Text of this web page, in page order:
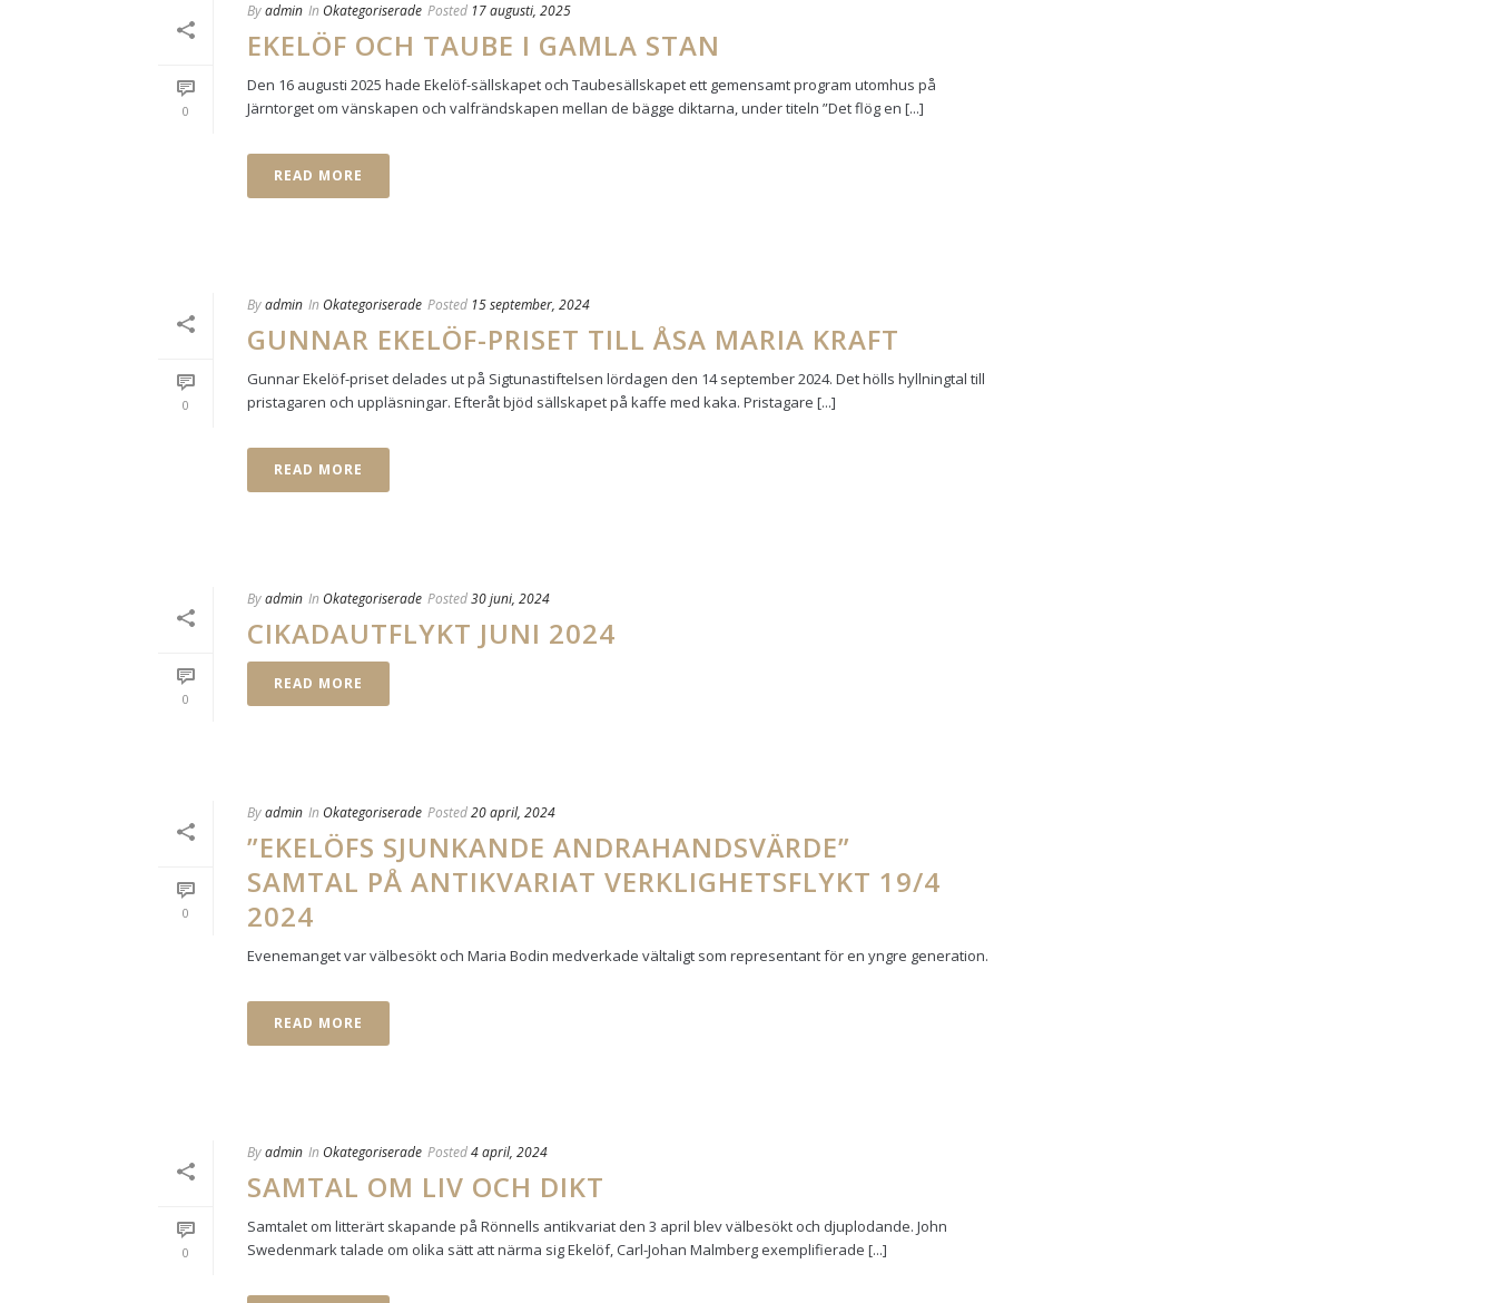
0
Byadmin In Okategoriserade Posted 17 augusti, 2025
EKELÖF OCH TAUBE I GAMLA STAN
Den 16 augusti 2025 hade Ekelöf-sällskapet och Taubesällskapet ett gemensamt program utomhus på
Järntorget om vänskapen och valfrändskapen mellan de bägge diktarna, under titeln ”Det flög en [...]
READ MORE
0
Byadmin In Okategoriserade Posted 15 september, 2024
GUNNAR EKELÖF-PRISET TILL ÅSA MARIA KRAFT
Gunnar Ekelöf-priset delades ut på Sigtunastiftelsen lördagen den 14 september 2024. Det hölls hyllningtal till
pristagaren och uppläsningar. Efteråt bjöd sällskapet på kaffe med kaka. Pristagare [...]
READ MORE
0
Byadmin In Okategoriserade Posted30 juni, 2024
CIKADAUTFLYKT JUNI 2024
READ MORE
0
Byadmin In Okategoriserade Posted20 april, 2024
”EKELÖFS SJUNKANDE ANDRAHANDSVÄRDE”
SAMTAL PÅ ANTIKVARIAT VERKLIGHETSFLYKT 19/4
2024
Evenemanget var välbesökt och Maria Bodin medverkade vältaligt som representant för en yngre generation.
READ MORE
0
Byadmin In Okategoriserade Posted4 april, 2024
SAMTAL OM LIV OCH DIKT
Samtalet om litterärt skapande på Rönnells antikvariat den 3 april blev välbesökt och djuplodande. John
Swedenmark talade om olika sätt att närma sig Ekelöf, Carl-Johan Malmberg exemplifierade [...]